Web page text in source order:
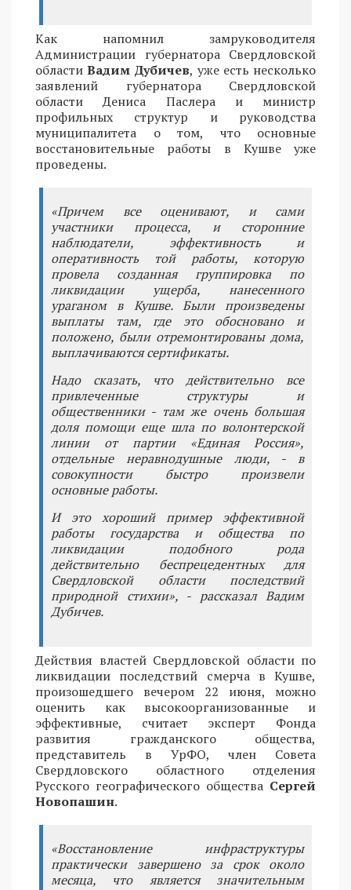
Как напомнил замруководителя
Администрации губернатора Свердловской
областиВадим Дубичев, уже есть несколько
заявлений губернатора Свердловской
области Дениса Паслера и министр
профильных структур и руководства
муниципалитета о том, что основные
восстановительные работы в Кушве уже
проведены.
«Причем все оценивают, и сами
участники процесса, и сторонние
наблюдатели, эффективность и
оперативность той работы, которую
провела созданная группировка по
ликвидации ущерба, нанесенного
ураганом в Кушве. Были произведены
выплаты там, где это обосновано и
положено, были отремонтированы дома,
выплачиваются сертификаты.
Надо сказать, что действительно все
привлеченные структуры и
общественники - там же очень большая
доля помощи еще шла по волонтерской
линии от партии «Единая Россия»,
отдельные неравнодушные люди, - в
совокупности быстро произвели
основные работы.
И это хороший пример эффективной
работы государства и общества по
ликвидации подобного рода
действительно беспрецедентных для
Свердловской области последствий
природной стихии», - рассказал Вадим
Дубичев.
Действия властей Свердловской области по
ликвидации последствий смерча в Кушве,
произошедшего вечером 22 июня, можно
оценить как высокоорганизованные и
эффективные, считает эксперт Фонда
развития гражданского общества,
представитель в УрФО, член Совета
Свердловского областного отделения
Русского географического общества Сергей
Новопашин.
«Восстановление инфраструктуры
практически завершено за срок около
месяца, что является значительным